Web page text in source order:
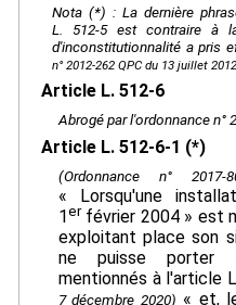
Nota (*) : La dernière
L. 512-5 est contraire à
d'inconstitutionnalité a pris
n° 2012-262 QPC du 13 juillet
Article L. 512-6
Abrogé par l'ordonnance n°
Article L. 512-6-1 (*)
(Ordonnance n°
« Lorsqu'une
1 er février 2004 » est
exploitant place son
ne puisse porter
mentionnés à l'article
7 décembre 2020) « et,